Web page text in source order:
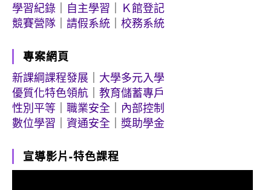
學習紀錄
自主學習
Ｋ館登記
競賽營隊
請假系統 校務系統
專案網頁
新課綱課程發展
大學多元入學
優質化特色領航
教育儲蓄專戶
性別平等
職業安全
內部控制
數位學習
資通安全 獎助學金
宣導影片-特色課程